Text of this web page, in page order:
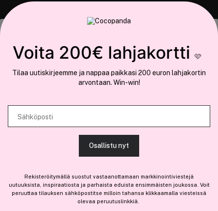
Tämä sivusto käyttää evästeitä
Käytämme evästeitä tarjoamamme sisällön ja mainosten
räätälöimiseen, sosiaalisen median ominaisuuksien tukemiseen ja
käytät sivustoamme. Kumppanimme voivat yhdistää näitä tietoja muihin
Meistä
Liity jäseneksi
Olemme osaBrandsdal Group AS
Jos haluat henkilökohtaista neuvoa ammattitason hiustuotteista,
Voita 200€ lahjakortti 🩷
Tilaa uutiskirjeemme ja nappaa paikkasi 200 euron lahjakortin
arvontaan. Win-win!
Sähköposti
Osallistu nyt
Rekisteröitymällä suostut vastaanottamaan markkinointiviestejä
uutuuksista, inspiraatiosta ja parhaista eduista ensimmäisten joukossa. Voit
peruuttaa tilauksen sähköpostitse milloin tahansa klikkaamalla viesteissä
olevaa peruutuslinkkiä.